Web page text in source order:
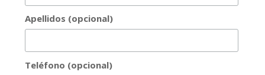
Apellidos (opcional)
Teléfono (opcional)